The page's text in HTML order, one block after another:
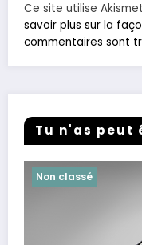
Ce site utilise
savoir plus sur la
commentaires sont
Tu n'as peut
Non classé